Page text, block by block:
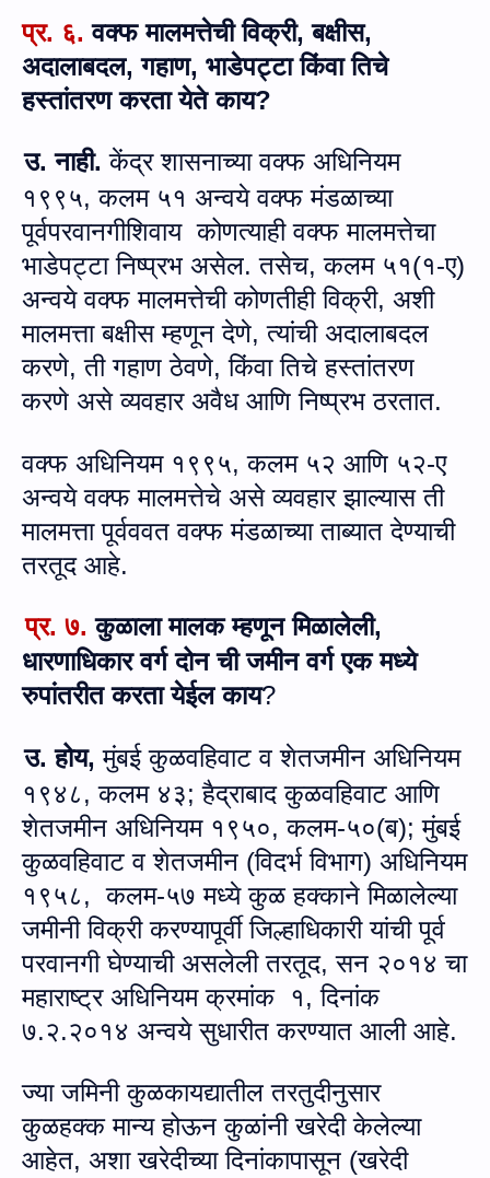
प्र. ६. वक्फ मालमत्तेची विक्री,बक्षीस,
अदालाबदल, गहाण, भाडेपट्टा किंवा तिचे
हस्तांतरण करता येते काय?
उ. नाही. केंद्र शासनाच्‍या वक्फ अधिनियम
१९९५, कलम ५१ अन्‍वये वक्फ मंडळाच्या
पूर्वपरवानगीशिवाय कोणत्याही वक्फ मालमत्तेचा
भाडेपट्टा निष्‍प्रभ असेल.तसेच,कलम ५१(१-ए)
अन्वये वक्फ मालमत्तेची कोणतीही विक्री, अशी
मालमत्ता बक्षीस म्हणून देणे,त्‍यांची अदालाबदल
करणे,ती गहाण ठेवणे,किंवा तिचे हस्तांतरण
करणे असे व्यवहार अवैध आणि निष्‍प्रभ ठरतात.
वक्फ अधिनियम १९९५, कलम ५२ आणि ५२-ए
अन्‍वये वक्फ मालमत्तेचे असे व्‍यवहार झाल्‍यास ती
मालमत्ता पूर्वववत वक्फ मंडळाच्या ताब्यात देण्याची
तरतूद आहे.
प्र. ७. कुळाला मालक म्‍हणून मिळालेली,
धारणाधिकार वर्ग दोन ची जमीन वर्ग एक मध्‍ये
रुपांतरीत करता येईल काय?
उ. होय, मुंबई कुळवहिवाट व शेतजमीन अधिनियम
१९४८, कलम ४३; हैद्राबाद कुळवहिवाट आणि
शेतजमीन अधिनियम १९५०, कलम-५०(ब); मुंबई
कुळवहिवाट व शेतजमीन (विदर्भ विभाग) अधिनियम
१९५८, कलम-५७ मध्ये कुळ हक्काने मिळालेल्या
जमीनी विक्री करण्यापूर्वी जिल्हाधिकारी यांची पूर्व
परवानगी घेण्याची असलेली तरतूद,सन २०१४ चा
महाराष्ट्र अधिनियम क्रमांक १, दिनांक
७.२.२०१४ अन्वये सुधारीत करण्यात आली आहे.
ज्या जमिनी कुळकायद्यातील तरतुदीनुसार
कुळहक्क मान्य होऊन कुळांनी खरेदी केलेल्या
आहेत, अशा खरेदीच्या दिनांकापासून (खरेदी